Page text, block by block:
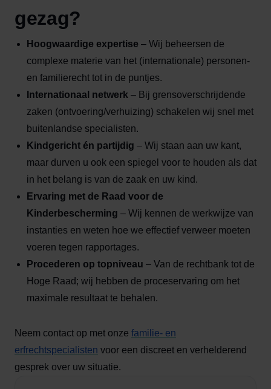
gezag?
Hoogwaardige expertise – Wij beheersen de
complexe materie van het (internationale) personen-
en familierecht tot in de puntjes.
Internationaal netwerk – Bij grensoverschrijdende
zaken (ontvoering/verhuizing) schakelen wij snel met
buitenlandse specialisten.
Kindgericht én partijdig – Wij staan aan uw kant,
maar durven u ook een spiegel voor te houden als dat
in het belang is van de zaak en uw kind.
Ervaring met de Raad voor de
Kinderbescherming – Wij kennen de werkwijze van
instanties en weten hoe we effectief verweer moeten
voeren tegen rapportages.
Procederen op topniveau – Van de rechtbank tot de
Hoge Raad; wij hebben de proceservaring om het
maximale resultaat te behalen.
Neem contact op met onze familie- en
erfrechtspecialisten voor een discreet en verhelderend
gesprek over uw situatie.